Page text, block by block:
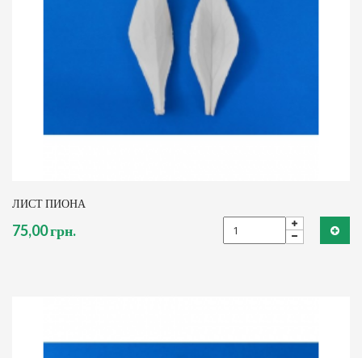
ЛИСТ ПИОНА
75,00 грн.